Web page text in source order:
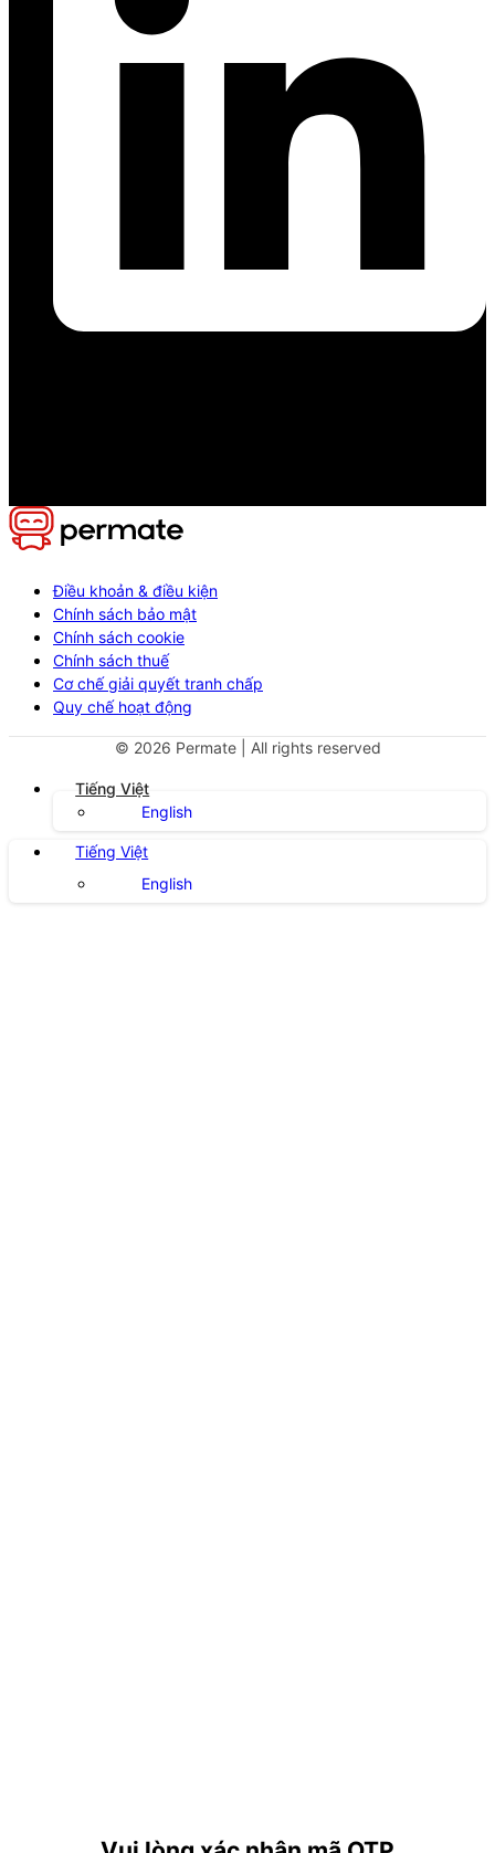
Điều khoản & điều kiện
Chính sách bảo mật
Chính sách cookie
Chính sách thuế
Cơ chế giải quyết tranh chấp
Quy chế hoạt động
© 2026 Permate | All rights reserved
Tiếng Việt
English
Tiếng Việt
English